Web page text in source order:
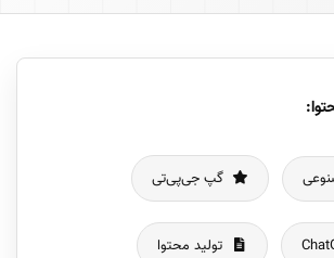
گپ جی‌پی‌تی
تولید محتوا